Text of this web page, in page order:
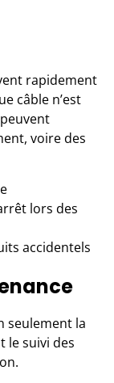
rapidement
câble n’est
voire des
lors des
accidentels
seulement la
le suivi des